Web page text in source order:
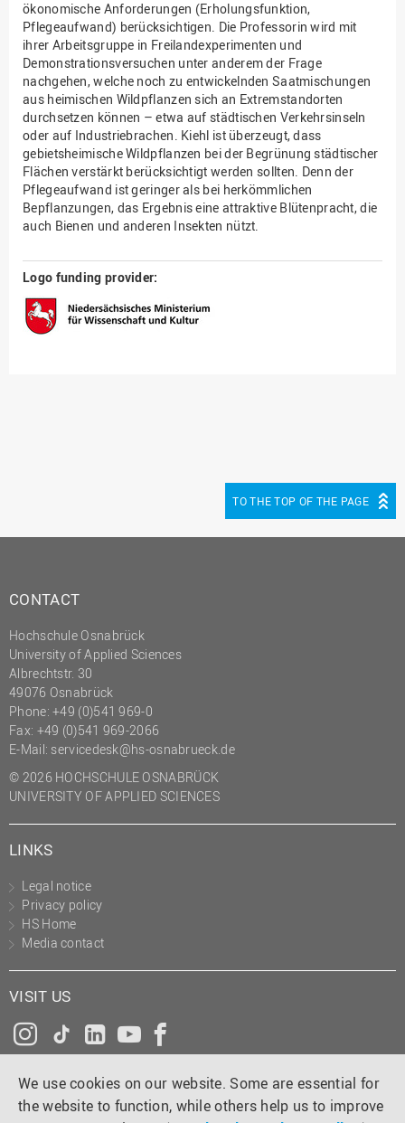
We use cookies on our website. Some are essential for
the website to function, while others help us to improve
ökonomische Anforderungen (Erholungsfunktion,
Pflegeaufwand) berücksichtigen. Die Professorin wird mit
ihrer Arbeitsgruppe in Freilandexperimenten und
Demonstrationsversuchen unter anderem der Frage
nachgehen, welche noch zu entwickelnden Saatmischungen
aus heimischen Wildpflanzen sich an Extremstandorten
durchsetzen können – etwa auf städtischen Verkehrsinseln
oder auf Industriebrachen. Kiehl ist überzeugt, dass
gebietsheimische Wildpflanzen bei der Begrünung städtischer
Flächen verstärkt berücksichtigt werden sollten. Denn der
Pflegeaufwand ist geringer als bei herkömmlichen
Bepflanzungen, das Ergebnis eine attraktive Blütenpracht, die
auch Bienen und anderen Insekten nützt.
Logo funding provider:
TO THE TOP OF THE PAGE
CONTACT
Hochschule Osnabrück
University of Applied Sciences
Albrechtstr. 30
49076 Osnabrück
Phone: +49 (0)541 969-0
Fax: +49 (0)541 969-2066
E-Mail: servicedesk@hs-osnabrueck.de
© 2026 HOCHSCHULE OSNABRÜCK
UNIVERSITY OF APPLIED SCIENCES
LINKS
Legal notice
Privacy policy
HS Home
Media contact
VISIT US
Instagram
Tiktok
LinkedInYouTube